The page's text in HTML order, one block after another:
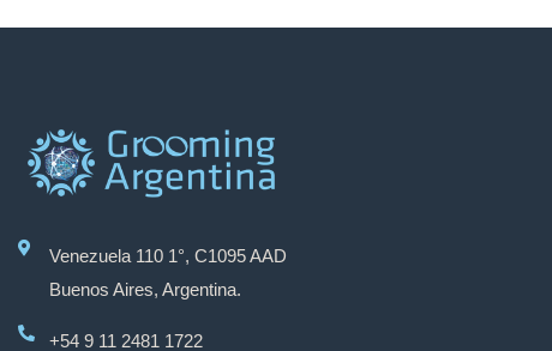
Venezuela 110 1°, C1095 AAD
Buenos Aires, Argentina.
+54 9 11 2481 1722